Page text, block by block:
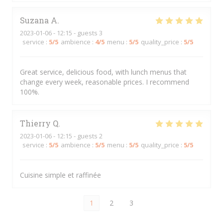
Suzana A
2023-01-06- 12:15 - guests 3
service : 5/5 ambience : 4/5 menu : 5/5 quality_price : 5/5
Great service, delicious food, with lunch menus that
change every week, reasonable prices. I recommend
100%.
Thierry Q
2023-01-06- 12:15 - guests 2
service : 5/5 ambience : 5/5 menu : 5/5 quality_price : 5/5
Cuisine simple et raffinée
1 2 3